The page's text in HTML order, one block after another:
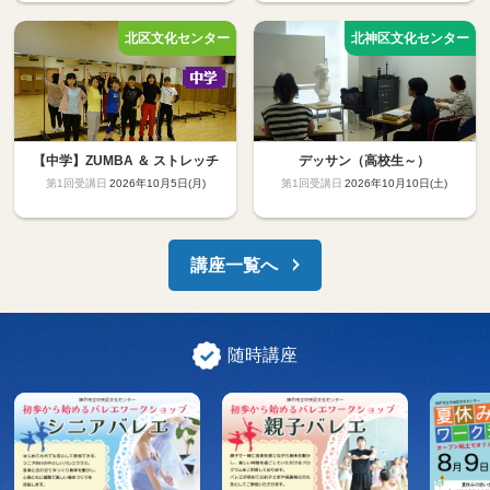
【中学】ZUMBA ＆ ストレッチ
2026年10月5日(月)
デッサン（高校生～）
2026年10月10日(土)
講座一覧へ
随時講座